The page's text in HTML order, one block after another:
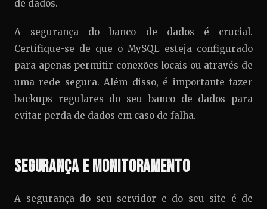
de dados.
A segurança do banco de dados é crucial.
Certifique-se de que o MySQL esteja configurado
para apenas permitir conexões locais ou através de
uma rede segura. Além disso, é importante fazer
backups regulares do seu banco de dados para
evitar perda de dados em caso de falha.
Segurança e Monitoramento
A segurança do seu servidor e do seu site é de